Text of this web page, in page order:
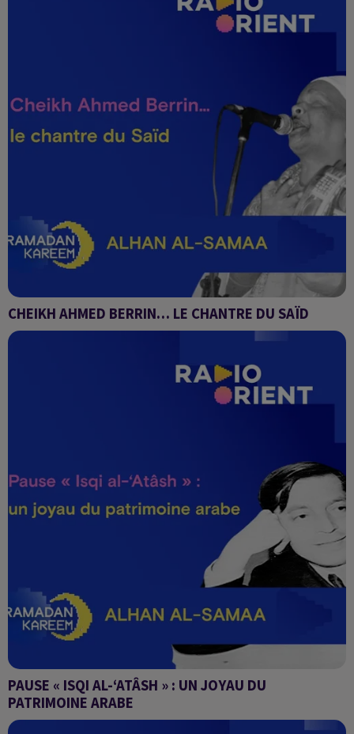
CHEIKH AHMED BERRIN… LE CHANTRE DU SAÏD
Alhan Al-Samaa
PAUSE « ISQI AL-‘ATÂSH » : UN JOYAU DU
PATRIMOINE ARABE
Alhan Al-Samaa